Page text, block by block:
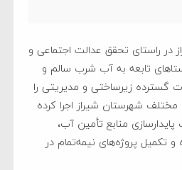
راستای تحقق عدالت اجتماعی و
تابعه به آب شرب سالم و
گسترده زیرساختی و مدیریتی را
شهرستان شیراز اجرا کرده
منابع تأمین آب،
تکمیل پروژه‌های نیمه‌تمام در